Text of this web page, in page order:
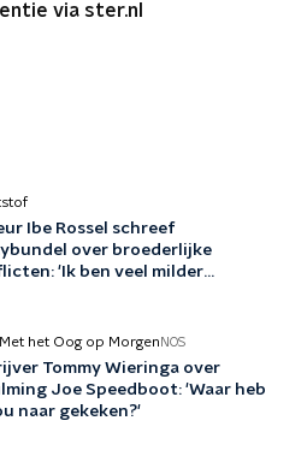
via ster.nl
Ibe Rossel schreef
over broederlijke
'Ik ben veel milder
het Oog op Morgen NOS
Tommy Wieringa over
Joe Speedboot: 'Waar heb
naar gekeken?'